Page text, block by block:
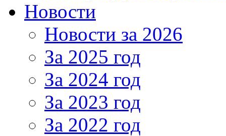
Новости
Новости за 2026
За 2025 год
За 2024 год
За 2023 год
За 2022 год